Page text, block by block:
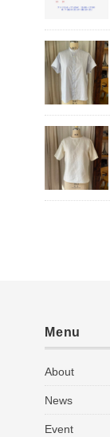
Menu
About
News
Event